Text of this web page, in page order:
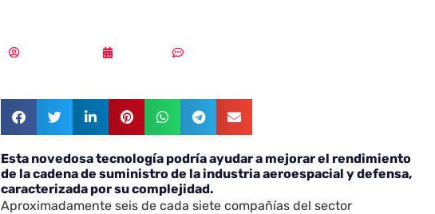
Esta novedosa tecnología podría ayudar a mejorar el rendimiento
de la cadena de suministro de la industria aeroespacial y defensa,
caracterizada por su complejidad.
Aproximadamente seis de cada siete compañías del sector